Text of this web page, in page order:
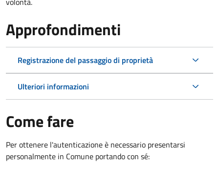
Approfondimenti
Registrazione del passaggio di proprietà
Ulteriori informazioni
Come fare
Per ottenere l'autenticazione è necessario presentarsi
personalmente in Comune portando con sé: